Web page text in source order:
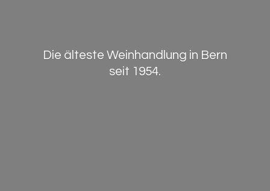
Die älteste Weinhandlung in Bern
seit 1954.